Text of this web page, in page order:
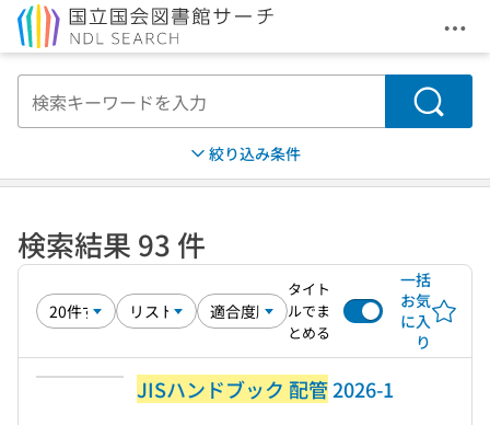
メ
検索
絞り込み条件
検索結果 93 件
タイト
ルでま
とめる
一括
お気
に入
り
JISハンドブック 配管2026-1